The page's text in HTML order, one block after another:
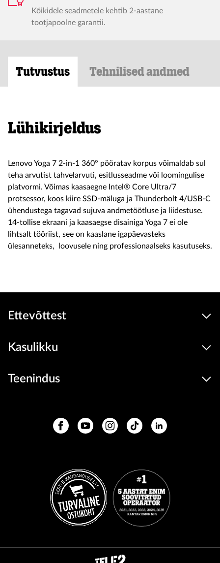
Kõikidele seadmetele kehtib 2-aastane
tootjapoolne garantii.
Tutvustus Tehnilised andmed
Lühikirjeldus
Lenovo Yoga 7 2-in-1 360° pööratav korpus võimaldab sul
teha arvutist tahvelarvuti, esitlusseadme või loomingulise
platvormi. Võimas kaasaegne Intel® Core Ultra/7
protsessor, koos kiire SSD-mäluga ja Thunderbolt 4/USB-C
ühendustega tagavad sujuva andmetöötluse ja liidestuse.
14-tollise ekraani ja kaasaegse disainiga Yoga 7 ei ole
lihtsalt tööriist, see on kaaslane igapäevasteks
ülesanneteks,
loovusele ning professionaalseks kasutuseks.
Ettevõttest
Kasulikku
Teenindus